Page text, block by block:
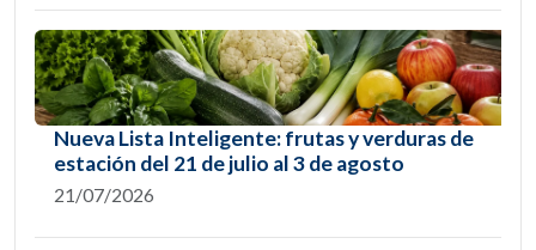
Nueva Lista Inteligente: frutas y verduras de
estación del 21 de julio al 3 de agosto
21/07/2026